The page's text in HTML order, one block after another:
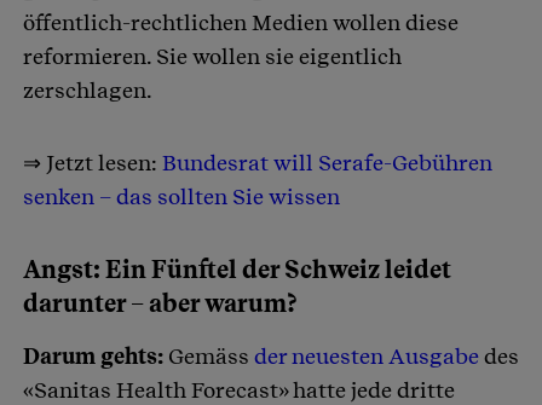
öffentlich-rechtlichen Medien wollen diese
reformieren. Sie wollen sie eigentlich
zerschlagen.
⇒ Jetzt lesen: Bundesrat will Serafe-Gebühren
senken – das sollten Sie wissen
Angst: Ein Fünftel der Schweiz leidet
darunter – aber warum?
Darum gehts: Gemäss der neuesten Ausgabedes
«Sanitas Health Forecast» hatte jede dritte